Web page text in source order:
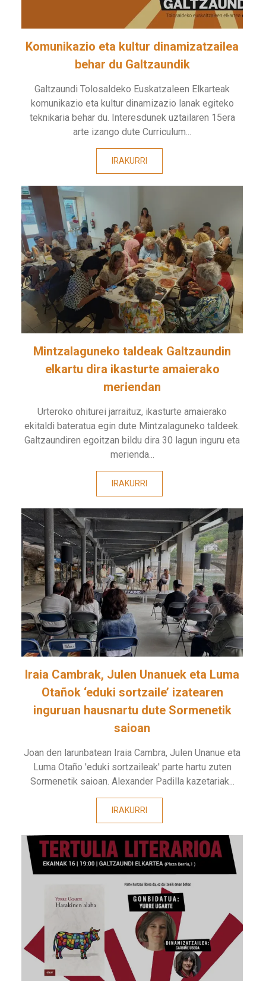
Komunikazio eta kultur dinamizatzailea
behar du Galtzaundik
Galtzaundi Tolosaldeko Euskatzaleen Elkarteak
komunikazio eta kultur dinamizazio lanak egiteko
teknikaria behar du. Interesdunek uztailaren 15era
arte izango dute Curriculum...
IRAKURRI
Mintzalaguneko taldeak Galtzaundin
elkartu dira ikasturte amaierako
meriendan
Urteroko ohiturei jarraituz, ikasturte amaierako
ekitaldi bateratua egin dute Mintzalaguneko taldeek.
Galtzaundiren egoitzan bildu dira 30 lagun inguru eta
merienda...
IRAKURRI
Iraia Cambrak, Julen Unanuek eta Luma
Otañok ‘eduki sortzaile’ izatearen
inguruan hausnartu dute Sormenetik
saioan
Joan den larunbatean Iraia Cambra, Julen Unanue eta
Luma Otaño 'eduki sortzaileak' parte hartu zuten
Sormenetik saioan. Alexander Padilla kazetariak...
IRAKURRI